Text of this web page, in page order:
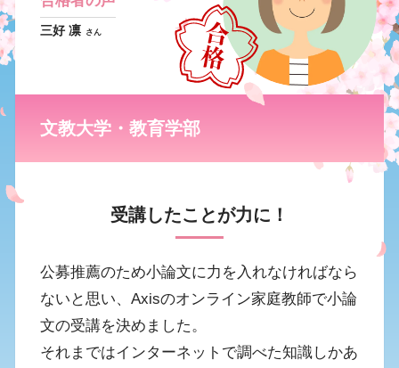
三好 凛 さん
文教大学・教育学部
受講したことが力に！
公募推薦のため小論文に力を入れなければなら
ないと思い、Axisのオンライン家庭教師で小論
文の受講を決めました。
それまではインターネットで調べた知識しかあ